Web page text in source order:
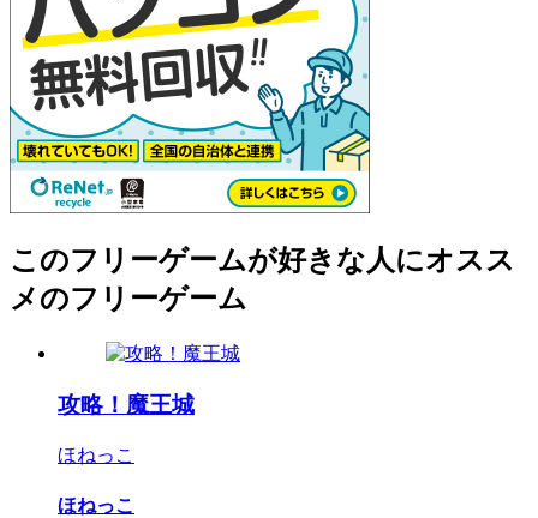
このフリーゲームが好きな人にオスス
メのフリーゲーム
攻略！魔王城
ほねっこ
ほねっこ